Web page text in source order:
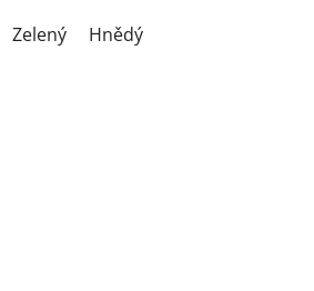
Zelený Hnědý